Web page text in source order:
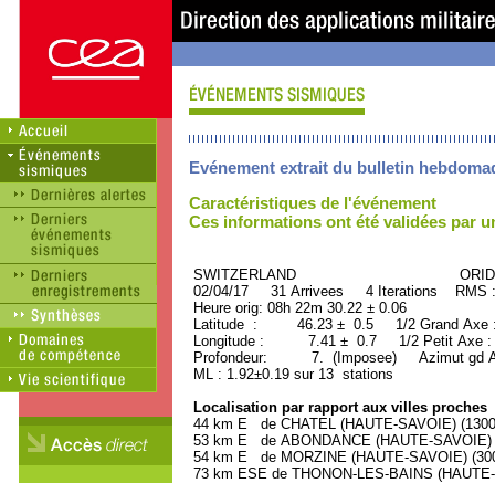
Evénement extrait du bulletin
Caractéristiques de l'événement
Ces informations ont été validées par
SWITZERLAND ORID :
02/04/17 31 Arrivees 4 Iterations RMS
Heure orig: 08h 22m 30.22 ± 0.06
Latitude : 46.23 ± 0.5 1/2 Grand
Longitude : 7.41 ± 0.7 1/2 Petit Axe
Profondeur: 7. (Imposee) Azimut gd
ML : 1.92±0.19 sur 13 stations
Localisation par rapport aux villes proches
44 km E de CHATEL (HAUTE-SAVOIE)
53 km E de ABONDANCE (HAUTE-SAVOIE)
54 km E de MORZINE (HAUTE-SAVOIE)
73 km ESE de THONON-LES-BAINS